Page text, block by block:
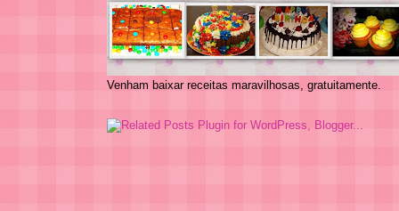
Venham baixar receitas maravilhosas, gratuitamente.